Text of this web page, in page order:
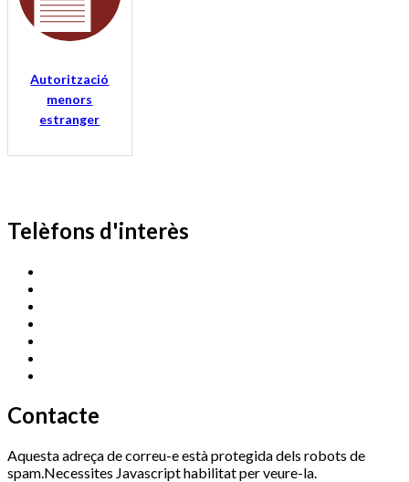
Autorització
menors
estranger
Telèfons d'interès
Contacte
Aquesta adreça de correu-e està protegida dels robots de
spam.Necessites Javascript habilitat per veure-la.